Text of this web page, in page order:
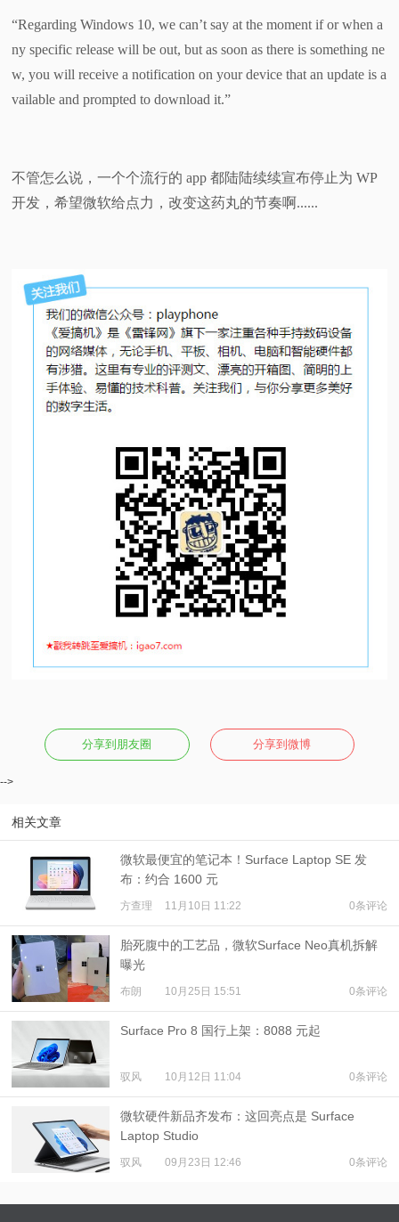
“Regarding Windows 10, we can’t say at the moment if or when a
ny specific release will be out, but as soon as there is something ne
w, you will receive a notification on your device that an update is a
vailable and prompted to download it.”
不管怎么说，一个个流行的 app 都陆陆续续宣布停止为 WP
开发，希望微软给点力，改变这药丸的节奏啊......
分享到朋友圈 分享到微博
-->
相关文章
微软最便宜的笔记本！Surface Laptop SE 发
布：约合 1600 元
方查理 11月10日 11:22 0条评论
胎死腹中的工艺品，​微软Surface Neo真机拆解
曝光
布朗 10月25日 15:51 0条评论
Surface Pro 8 国行上架：8088 元起
驭风 10月12日 11:04 0条评论
微软硬件新品齐发布：这回亮点是 Surface
Laptop Studio
驭风 09月23日 12:46 0条评论